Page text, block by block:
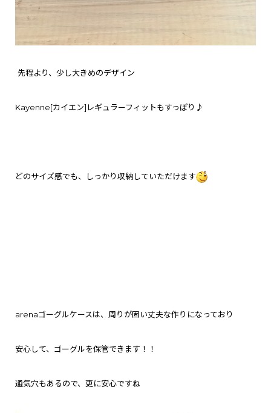
先程より、少し大きめのデザイン
Kayenne[カイエン]レギュラーフィットもすっぽり♪
どのサイズ感でも、しっかり収納していただけます
arenaゴーグルケースは、周りが固い丈夫な作りになっており
安心して、ゴーグルを保管できます！！
通気穴もあるので、更に安心ですね